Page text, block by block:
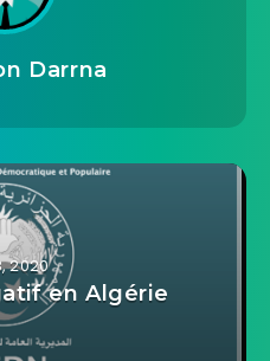
Darrna
2020
en Algérie